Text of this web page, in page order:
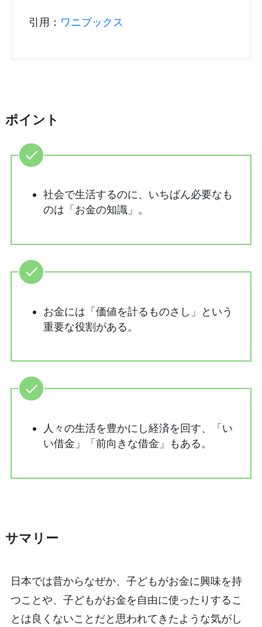
引用： ワニブックス
ポイント
社会で生活するのに、いちばん必要なも
のは「お金の知識」。
お金には「価値を計るものさし」という
重要な役割がある。
人々の生活を豊かにし経済を回す、「い
い借金」「前向きな借金」もある。
サマリー
日本では昔からなぜか、子どもがお金に興味を持
つことや、子どもがお金を自由に使ったりするこ
とは良くないことだと思われてきたような気がし